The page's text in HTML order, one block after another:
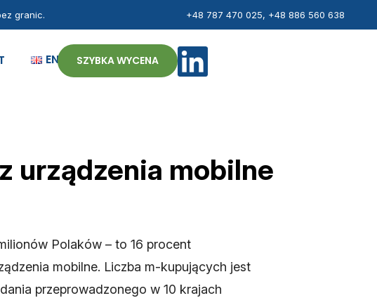
granic. +48 787 470 025, +48 886 560 638
EN ZH
SZYBKA WYCENA
urządzenia mobilne
Polaków – to 16 procent
mobilne. Liczba m-kupujących jest
przeprowadzonego w 10 krajach